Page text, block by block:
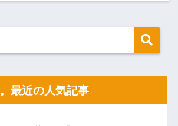
最近の人気記事